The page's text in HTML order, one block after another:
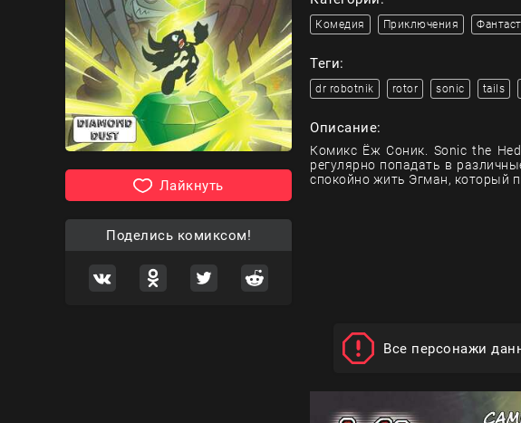
Лайкнуть
Поделись комиксом!
Комедия Приключения
Теги:
dr robotnik rotor sonic tails
Описание:
Комикс Ёж Соник. Sonic the
регулярно попадать в
спокойно жить Эгман, который
Все персонажи